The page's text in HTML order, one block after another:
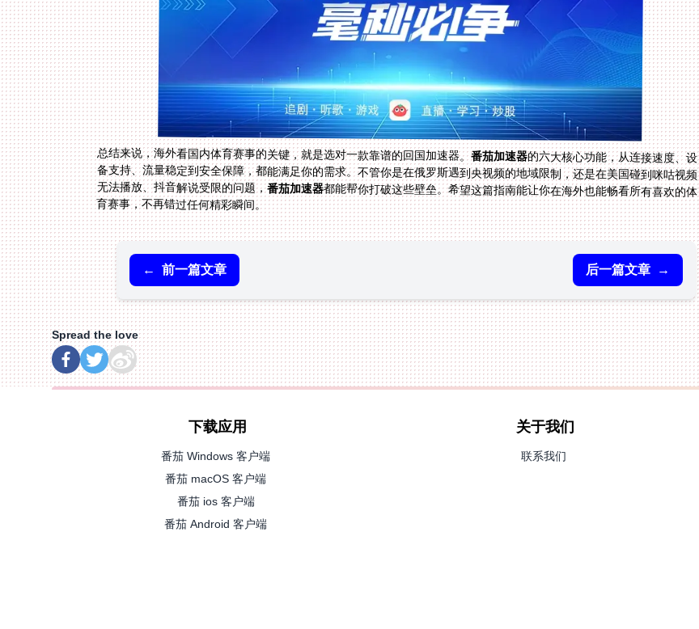
总结来说，海外看国内体育赛事的关键，就是选对一款靠谱的回国加速器。番茄加速器的六大核心功能，从连接速度、设
备支持、流量稳定到安全保障，都能满足你的需求。不管你是在俄罗斯遇到央视频的地域限制，还是在美国碰到咪咕视频
无法播放、抖音解说受限的问题，番茄加速器都能帮你打破这些壁垒。希望这篇指南能让你在海外也能畅看所有喜欢的体
育赛事，不再错过任何精彩瞬间。
← 前一篇文章 后一篇文章 →
Spread the love
下载应用
番茄 Windows 客户端
番茄 macOS 客户端
番茄 ios 客户端
番茄 Android 客户端
关于我们
联系我们